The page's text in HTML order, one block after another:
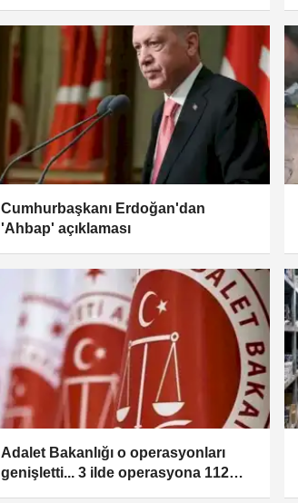
Cumhurbaşkanı Erdoğan'dan
'Ahbap' açıklaması
Adalet Bakanlığı o operasyonları
genişletti... 3 ilde operasyona 112